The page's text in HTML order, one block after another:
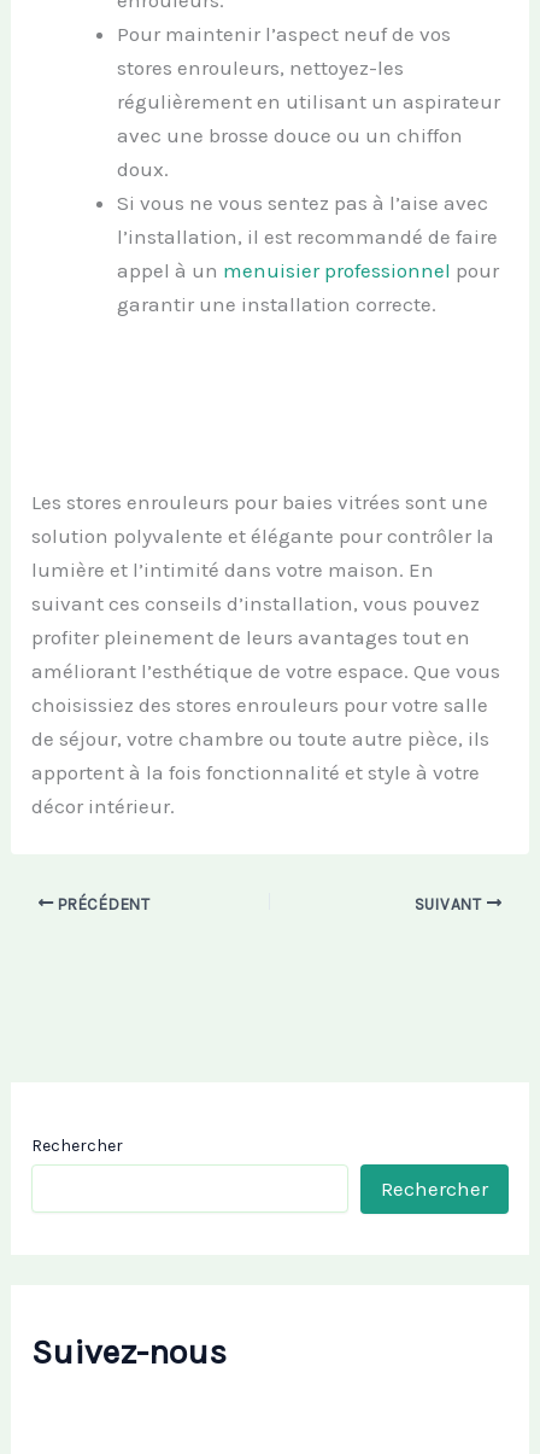
Pour maintenir l’aspect neuf de vos
stores enrouleurs, nettoyez-les
régulièrement en utilisant un aspirateur
avec une brosse douce ou un chiffon
doux.
Si vous ne vous sentez pas à l’aise avec
l’installation, il est recommandé de faire
appel à un menuisier professionnel pour
garantir une installation correcte.
Les stores enrouleurs pour baies vitrées sont une
solution polyvalente et élégante pour contrôler la
lumière et l’intimité dans votre maison. En
suivant ces conseils d’installation, vous pouvez
profiter pleinement de leurs avantages tout en
améliorant l’esthétique de votre espace. Que vous
choisissiez des stores enrouleurs pour votre salle
de séjour, votre chambre ou toute autre pièce, ils
apportent à la fois fonctionnalité et style à votre
décor intérieur.
PRÉCÉDENT SUIVANT
Rechercher
Rechercher
Suivez-nous